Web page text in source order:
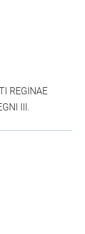
REGINAE
III.